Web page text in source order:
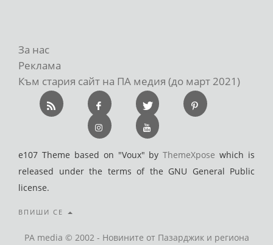
За нас
Реклама
Към стария сайт на ПА медия (до март 2021)
e107 Theme based on "Voux" byThemeXpose which is
released under the terms of the GNU General Public
license.
ВПИШИ СЕ
PA media © 2002 - Новините от Пазарджик и региона